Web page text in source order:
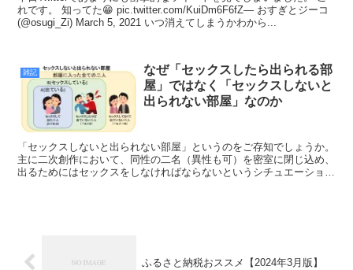
れです。 知ってた😁 pic.twitter.com/KuiDm6F6fZ— おすぎとジーコ
(@osugi_Zi) March 5, 2021 いつ消えてしまうかわから...
雑記
なぜ「セックスしたら出られる部
屋」ではなく「セックスしないと
出られない部屋」なのか
「セックスしないと出られない部屋」というのをご存知でしょうか。
主に二次創作において、同性の二名（異性も可）を密室に閉じ込め、
出るためにはセックスをしなければならないというシチュエーション
ふるさと納税おススメ【2024年3月版】